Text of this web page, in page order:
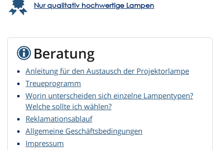
Nur qualitativ hochwertige Lampen
Beratung
Anleitung für den Austausch der Projektorlampe
Treueprogramm
Worin unterscheiden sich einzelne Lampentypen?
Welche sollte ich wählen?
Reklamationsablauf
Allgemeine Geschäftsbedingungen
Impressum